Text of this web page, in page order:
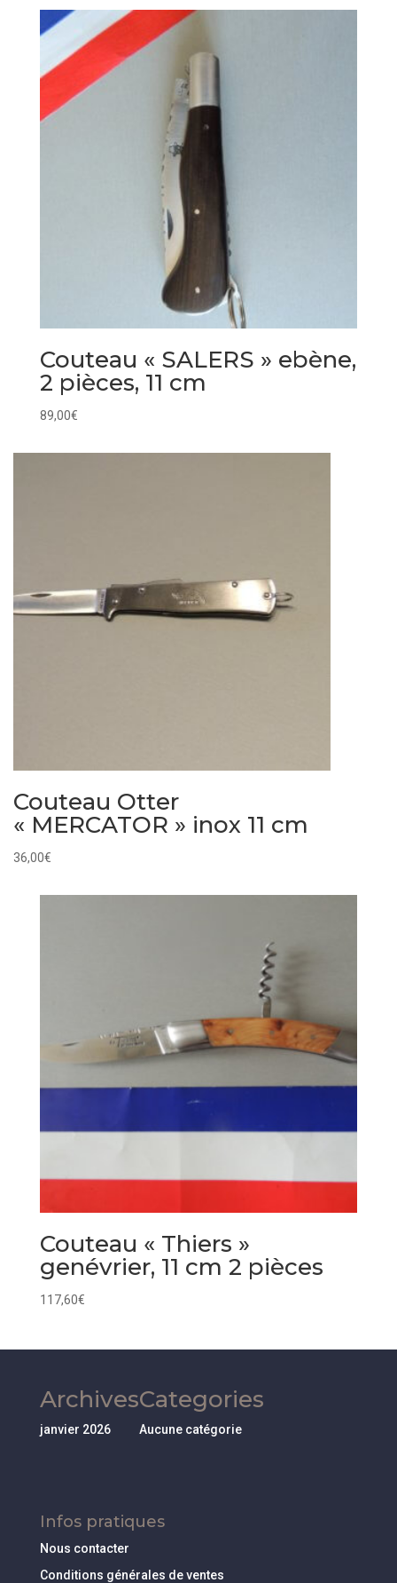
Couteau « SALERS » ebène,
2 pièces, 11 cm
89,00€
Couteau Otter
« MERCATOR » inox 11 cm
36,00€
Couteau « Thiers »
genévrier, 11 cm 2 pièces
117,60€
Archives
janvier 2026
Categories
Aucune catégorie
Infos pratiques
Nous contacter
Conditions générales de ventes